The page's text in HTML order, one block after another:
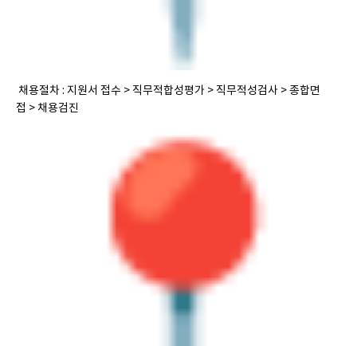
채용절차: 지원서 접수 > 직무적합성평가 > 직무적성검사 >종합면
접 >채용검진